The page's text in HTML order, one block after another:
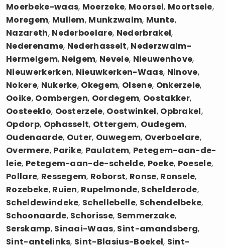
Moerbeke-waas, Moerzeke, Moorsel, Moortsele,
Moregem, Mullem, Munkzwalm, Munte,
Nazareth, Nederboelare, Nederbrakel,
Nederename, Nederhasselt, Nederzwalm-
Hermelgem, Neigem, Nevele, Nieuwenhove,
Nieuwerkerken, Nieuwkerken-Waas, Ninove,
Nokere, Nukerke, Okegem, Olsene, Onkerzele,
Ooike, Oombergen, Oordegem, Oostakker,
Oosteeklo, Oosterzele, Oostwinkel, Opbrakel,
Opdorp, Ophasselt, Ottergem, Oudegem,
Oudenaarde, Outer, Ouwegem, Overboelare,
Overmere, Parike, Paulatem, Petegem-aan-de-
leie, Petegem-aan-de-schelde, Poeke, Poesele,
Pollare, Ressegem, Roborst, Ronse, Ronsele,
Rozebeke, Ruien, Rupelmonde, Schelderode,
Scheldewindeke, Schellebelle, Schendelbeke,
Schoonaarde, Schorisse, Semmerzake,
Serskamp, Sinaai-Waas, Sint-amandsberg,
Sint-antelinks, Sint-Blasius-Boekel, Sint-